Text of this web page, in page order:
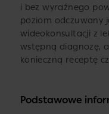
i bez wyraźnego
poziom odczuwany
wideokonsultacji z
wstępną diagnozę,
konieczną receptę
Podstawowe